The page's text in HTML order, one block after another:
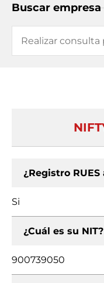
Buscar empresa
¿Registro RUES
Si
¿Cuál es su NIT?
900739050